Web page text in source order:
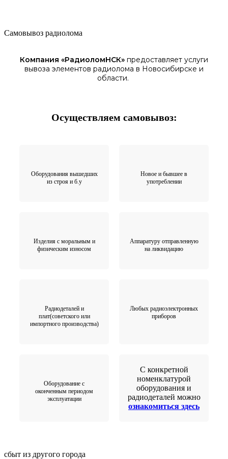
Самовывоз радиолома
Компания «РадиоломНСК» предоставляет услуги
вывоза элементов радиолома в Новосибирске и
области.
Осуществляем самовывоз:
Оборудования вышедших
из строя и б.у
Новое и бывшее в
употреблении
Изделия с моральным и
физическим износом
Аппаратуру отправленную
на ликвидацию
Радиодеталей и
плат(советского или
импортного производства)
Любых радиоэлектронных
приборов
Оборудование с
оконченным периодом
эксплуатации
С конкретной
номенклатурой
оборудования и
радиодеталей можно
ознакомиться здесь
сбыт из другого города